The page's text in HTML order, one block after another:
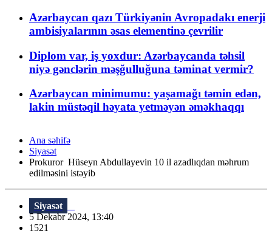
Azərbaycan qazı Türkiyənin Avropadakı enerji
ambisiyalarının əsas elementinə çevrilir
Diplom var, iş yoxdur: Azərbaycanda təhsil
niyə gənclərin məşğulluğuna təminat vermir?
Azərbaycan minimumu: yaşamağı təmin edən,
lakin müstəqil həyata yetməyən əməkhaqqı
Ana səhifə
Siyasət
Prokuror Hüseyn Abdullayevin 10 il azadlıqdan məhrum
edilməsini istəyib
Siyasət
5 Dekabr 2024, 13:40
1521